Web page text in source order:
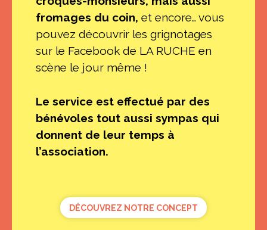
fromages du coin, et encore… vous
pouvez découvrir les grignotages
sur le Facebook de LA RUCHE en
scène le jour même !
Le service est effectué par des
bénévoles tout aussi sympas qui
donnent de leur temps à
l’association.
DÉCOUVREZ NOTRE CONCEPT